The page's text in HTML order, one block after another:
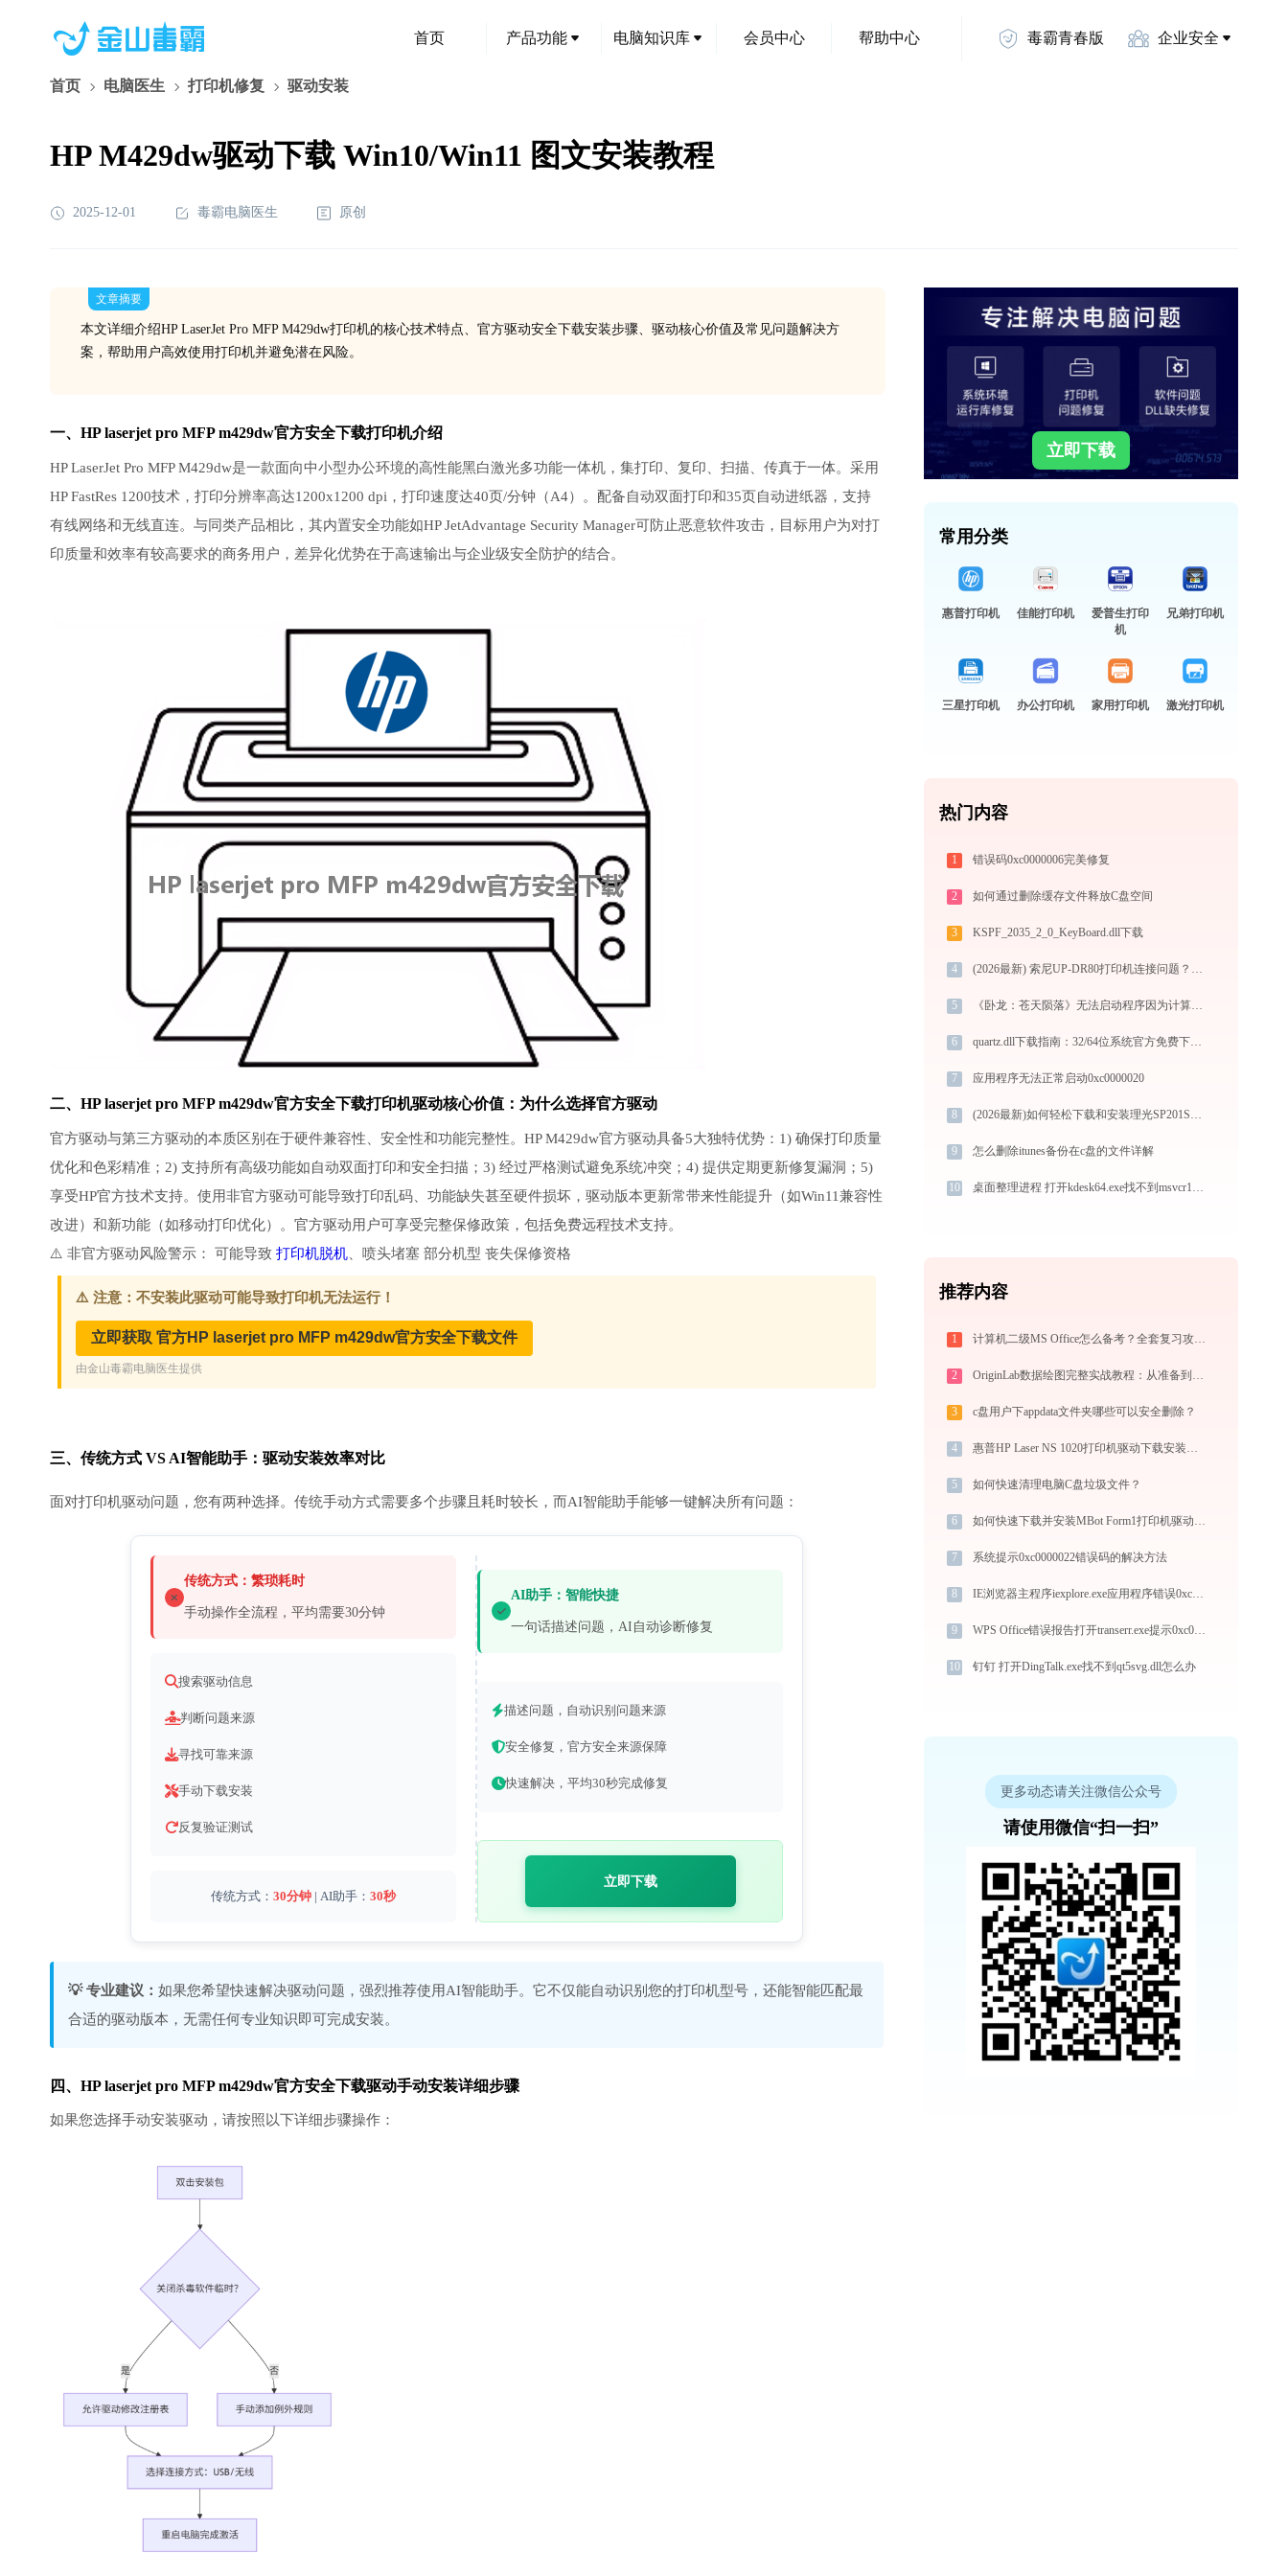
首页 产品功能 电脑知识库 会员中心 帮助中心 毒霸青春版 企业安全
首页 电脑医生 打印机修复 驱动安装
HP M429dw驱动下载 Win10/Win11 图文安装教程
2025-12-01 毒霸电脑医生 原创
文章摘要
本文详细介绍HP LaserJet Pro MFP M429dw打印机的核心技术特点、官方驱动安全下载安装步骤、驱动核心价值及常见问题解决方
案，帮助用户高效使用打印机并避免潜在风险。
一、HP laserjet pro MFP m429dw官方安全下载打印机介绍
HP LaserJet Pro MFP M429dw是一款面向中小型办公环境的高性能黑白激光多功能一体机，集打印、复印、扫描、传真于一体。采用
HP FastRes 1200技术，打印分辨率高达1200x1200 dpi，打印速度达40页/分钟（A4）。配备自动双面打印和35页自动进纸器，支持
有线网络和无线直连。与同类产品相比，其内置安全功能如HP JetAdvantage Security Manager可防止恶意软件攻击，目标用户为对打
印质量和效率有较高要求的商务用户，差异化优势在于高速输出与企业级安全防护的结合。
二、HP laserjet pro MFP m429dw官方安全下载打印机驱动核心价值：为什么选择官方驱动
官方驱动与第三方驱动的本质区别在于硬件兼容性、安全性和功能完整性。HP M429dw官方驱动具备5大独特优势：1) 确保打印质量
优化和色彩精准；2) 支持所有高级功能如自动双面打印和安全扫描；3) 经过严格测试避免系统冲突；4) 提供定期更新修复漏洞；5)
享受HP官方技术支持。使用非官方驱动可能导致打印乱码、功能缺失甚至硬件损坏，驱动版本更新常带来性能提升（如Win11兼容性
改进）和新功能（如移动打印优化）。官方驱动用户可享受完整保修政策，包括免费远程技术支持。
⚠️ 非官方驱动风险警示： 可能导致 打印机脱机 、喷头堵塞 部分机型 丧失保修资格
三、传统方式 VS AI智能助手：驱动安装效率对比
面对打印机驱动问题，您有两种选择。传统手动方式需要多个步骤且耗时较长，而AI智能助手能够一键解决所有问题：
传统方式：繁琐耗时
手动操作全流程，平均需要30分钟
搜索驱动信息
判断问题来源
寻找可靠来源
手动下载安装
反复验证测试
传统方式： 30分钟 | AI助手： 30秒
AI助手：智能快捷
一句话描述问题，AI自动诊断修复
描述问题，自动识别问题来源
安全修复，官方安全来源保障
快速解决，平均30秒完成修复
立即下载
💡 专业建议： 如果您希望快速解决驱动问题，强烈推荐使用AI智能助手。它不仅能自动识别您的打印机型号，还能智能匹配最
合适的驱动版本，无需任何专业知识即可完成安装。
四、HP laserjet pro MFP m429dw官方安全下载驱动手动安装详细步骤
如果您选择手动安装驱动，请按照以下详细步骤操作：
立即下载
常用分类
惠普打印机 佳能打印机
爱普生打印
机
兄弟打印机
三星打印机 办公打印机 家用打印机 激光打印机
热门内容
1 错误码0xc0000006完美修复
2 如何通过删除缓存文件释放C盘空间
3 KSPF_2035_2_0_KeyBoard.dll下载
4 (2026最新) 索尼UP-DR80打印机连接问题？教你快速解决！-金山毒霸
5 《卧龙：苍天陨落》无法启动程序因为计算机丢失d3d12.dll怎么解决？五种修复方案实测有效！
6 quartz.dll下载指南：32/64位系统官方免费下载与安装教程
7 应用程序无法正常启动0xc0000020
8 (2026最新)如何轻松下载和安装理光SP201SFQ打印机驱动？跟着这篇指南走
9 怎么删除itunes备份在c盘的文件详解
10 桌面整理进程 打开kdesk64.exe找不到msvcr100.dll怎么办
推荐内容
1 计算机二级MS Office怎么备考？全套复习攻略+免费刷题工具推荐
2 OriginLab数据绘图完整实战教程：从准备到导出
3 c盘用户下appdata文件夹哪些可以安全删除？
4 惠普HP Laser NS 1020打印机驱动下载安装全程指导，轻松解决打印问题
5 如何快速清理电脑C盘垃圾文件？
6 如何快速下载并安装MBot Form1打印机驱动：详细步骤解析
7 系统提示0xc0000022错误码的解决方法
8 IE浏览器主程序iexplore.exe应用程序错误0xc000001d解决方法
9 WPS Office错误报告打开transerr.exe提示0xc000000d错误码怎么办
10 钉钉 打开DingTalk.exe找不到qt5svg.dll怎么办
更多动态请关注微信公众号
请使用微信“扫一扫”